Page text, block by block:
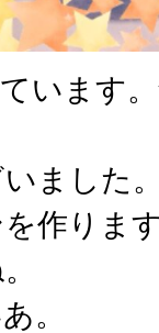
います
ました
作りま
。